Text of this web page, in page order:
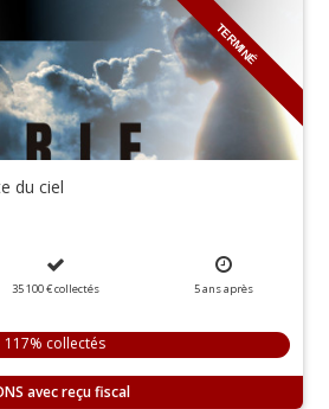
TERMINÉ
du ciel
35 100 €collectés 5ansaprès
117% collectés